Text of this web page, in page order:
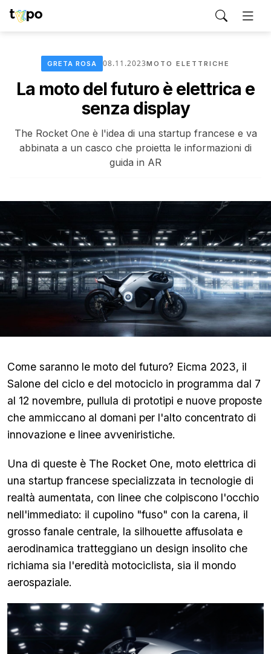
GRETA ROSA 08.11.2023MOTO ELETTRICHE
La moto del futuro è elettrica e
senza display
The Rocket One è l'idea di una startup francese e va
abbinata a un casco che proietta le informazioni di
guida in AR
Come saranno le moto del futuro? Eicma 2023, il
Salone del ciclo e del motociclo in programma dal 7
al 12 novembre, pullula di prototipi e nuove proposte
che ammiccano al domani per l'alto concentrato di
innovazione e linee avveniristiche.
Una di queste è The Rocket One, moto elettrica di
una startup francese specializzata in tecnologie di
realtà aumentata, con linee che colpiscono l'occhio
nell'immediato: il cupolino "fuso" con la carena, il
grosso fanale centrale, la silhouette affusolata e
aerodinamica tratteggiano un design insolito che
richiama sia l'eredità motociclista, sia il mondo
aerospaziale.